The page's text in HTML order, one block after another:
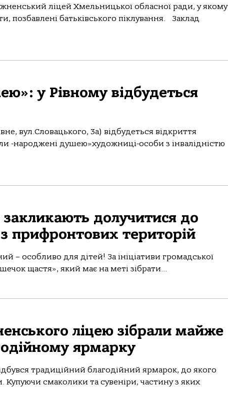
ліцей Хмельницької обласної ради, у якому
позбавлені батьківського піклування. Заклад
у Рівному відбудеться
вул.Словацького, 3а) відбудеться відкриття
-народжені душею»художниці-особи з інвалідністю
долучитися до
прифронтових територій
– особливо для дітей! За ініціативи громадської
щастя», який має на меті зібрати...
ліцею зібрали майже
ярмарку
традиційний благодійний ярмарок, до якого
Купуючи смаколики та сувеніри, частину з яких